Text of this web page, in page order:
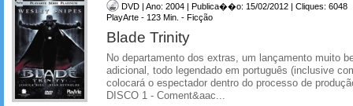
DVD | Ano: 2004 | Publica��o: 15/02/2012 | Cliques: 6048
PlayArte - 123 Min. - Ficção
Blade Trinity
No departamento dos extras, um lançamento muito
adicional, todo legendado em português (inclusive
colocará o espectador dentro do processo de
DISCO 1 - Coment&aac...